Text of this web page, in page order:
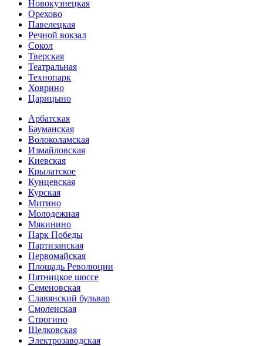
Новокузнецкая
Орехово
Павелецкая
Речной вокзал
Сокол
Тверская
Театральная
Технопарк
Ховрино
Царицыно
Арбатская
Бауманская
Волоколамская
Измайловская
Киевская
Крылатское
Кунцевская
Курская
Митино
Молодежная
Мякинино
Парк Победы
Партизанская
Первомайская
Площадь Революции
Пятницкое шоссе
Семеновская
Славянский бульвар
Смоленская
Строгино
Щелковская
Электро­заводская